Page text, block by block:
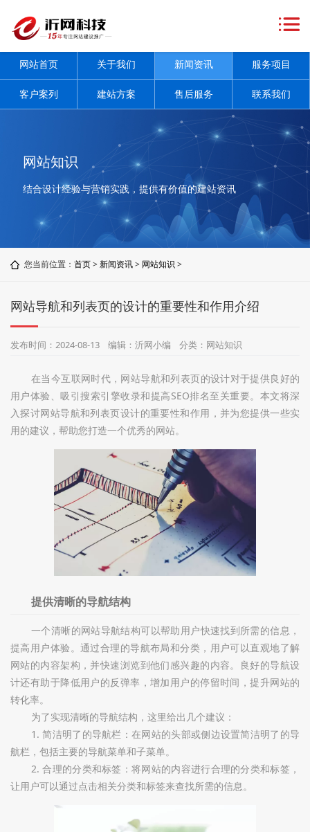
首
页
于
我
新
闻
服
案
服
系
们
网站首页 关于我们 新闻资讯 服务项目
客户案列 建站方案 售后服务 联系我们
网站知识
结合设计经验与营销实践，提供有价值的建站资讯
您当前位置： 首页>新闻资讯> 网站知识 >
网站导航和列表页的设计的重要性和作用介绍
发布时间：2024-08-13 编辑：沂网小编 分类：网站知识
在当今互联网时代，网站导航和列表页的设计对于提供良好的
用户体验、吸引搜索引擎收录和提高SEO排名至关重要。本文将深
入探讨网站导航和列表页设计的重要性和作用，并为您提供一些实
用的建议，帮助您打造一个优秀的网站。
提供清晰的导航结构
一个清晰的网站导航结构可以帮助用户快速找到所需的信息，
提高用户体验。通过合理的导航布局和分类，用户可以直观地了解
网站的内容架构，并快速浏览到他们感兴趣的内容。良好的导航设
计还有助于降低用户的反弹率，增加用户的停留时间，提升网站的
转化率。
为了实现清晰的导航结构，这里给出几个建议：
1. 简洁明了的导航栏：在网站的头部或侧边设置简洁明了的导
航栏，包括主要的导航菜单和子菜单。
2. 合理的分类和标签：将网站的内容进行合理的分类和标签，
让用户可以通过点击相关分类和标签来查找所需的信息。